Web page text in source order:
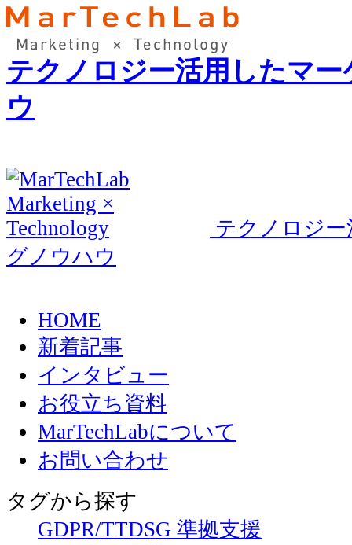
テクノロジー活用したマ
ウ
テクノロジ
グノウハウ
HOME
新着記事
インタビュー
お役立ち資料
MarTechLabについて
お問い合わせ
タグから探す
GDPR/TTDSG 準拠支援